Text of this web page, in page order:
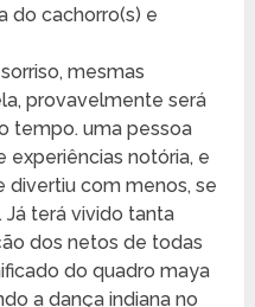
do cachorro(s) e
mesmas
provavelmente será
tempo. uma pessoa
experiências notória, e
divertiu com menos, se
Já terá vivido tanta
dos netos de todas
do quadro maya
a dança indiana no